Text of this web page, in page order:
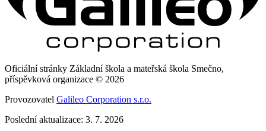
Oficiální stránky Základní škola a mateřská škola Smečno,
příspěvková organizace © 2026
Provozovatel Galileo Corporation s.r.o.
Poslední aktualizace: 3. 7. 2026